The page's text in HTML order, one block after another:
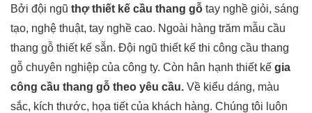
Bởi đội ngũ thợ thiết kế cầu thang gỗ tay nghề giỏi, sáng
tạo, nghệ thuật, tay nghề cao. Ngoài hàng trăm mẫu cầu
thang gỗ thiết kế sẵn. Đội ngũ thiết kế thi công cầu thang
gỗ chuyên nghiệp của công ty. Còn hân hạnh thiết kế gia
công cầu thang gỗ theo yêu cầu. Về kiểu dáng, màu
sắc, kích thước, họa tiết của khách hàng. Chúng tôi luôn